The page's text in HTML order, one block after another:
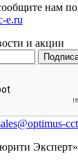
нам по
e.ru
и акции
Эксперт»